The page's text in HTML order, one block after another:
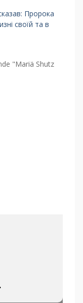
Пророка
своїй та в
"Mariä Shutz